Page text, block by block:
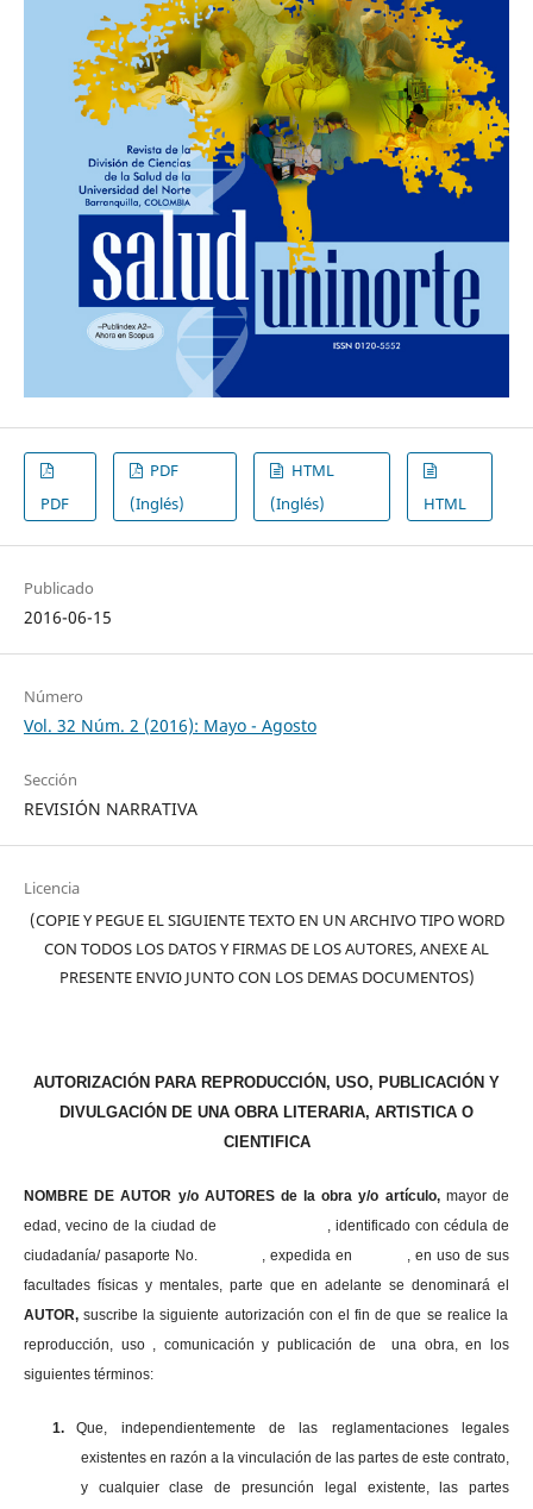
PDF
PDF
(Inglés)
HTML
(Inglés)
HTML
Publicado
2016-06-15
Número
Vol. 32 Núm. 2 (2016): Mayo - Agosto
Sección
REVISIÓN NARRATIVA
Licencia
(COPIE Y PEGUE EL SIGUIENTE TEXTO EN UN ARCHIVO TIPO WORD
CON TODOS LOS DATOS Y FIRMAS DE LOS AUTORES, ANEXE AL
PRESENTE ENVIO JUNTO CON LOS DEMAS DOCUMENTOS)
AUTORIZACIÓN PARA REPRODUCCIÓN, USO, PUBLICACIÓN Y
DIVULGACIÓN DE UNA OBRA LITERARIA, ARTISTICA O
CIENTIFICA
NOMBRE DE AUTOR y/o AUTORES de la obra y/o artículo, mayor de
edad, vecino de la ciudad de , identificado con cédula de
ciudadanía/ pasaporte No. , expedida en , en uso de sus
facultades físicas y mentales, parte que en adelante se denominará el
AUTOR,suscribe la siguiente autorización con el fin de que se realice la
reproducción, uso , comunicación y publicación de una obra, en los
siguientes términos:
1.
Que, independientemente de las reglamentaciones legales
existentes en razón a la vinculación de las partes de este contrato,
y cualquier clase de presunción legal existente, las partes